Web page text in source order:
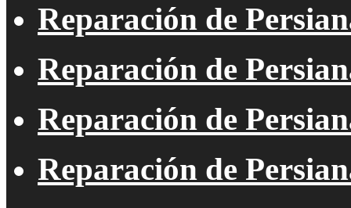
Reparación de
Reparación de
Reparación de
Reparación de